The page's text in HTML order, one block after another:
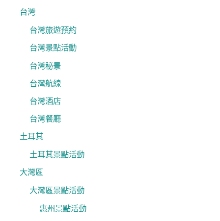
台灣
台灣旅遊預約
台灣景點活動
台灣秘景
台灣航線
台灣酒店
台灣餐廳
土耳其
土耳其景點活動
大灣區
大灣區景點活動
惠州景點活動